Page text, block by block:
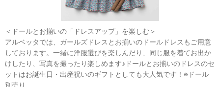
＜ドールとお揃いの「ドレスアップ」を楽しむ＞
アルベッタでは、ガールズドレスとお揃いのドールドレスもご用意
しております。一緒に洋服選びを楽しんだり、同じ服を着てお出か
けしたり、写真を撮ったり楽しめます♪ドールとお揃いのドレスのセ
ットはお誕生日・出産祝いのギフトとしても大人気です！※ドール
別売り